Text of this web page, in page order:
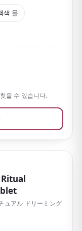
가 촉촉하고 쫀
계절에 안성맞춤
·어깨 결림·냉증
기분을 맛볼 수
」이라는 일본
성맞춤입니다. 베
이나 취향에 따라
색 물
을 수 있습니다.
ュアル ドリーミング